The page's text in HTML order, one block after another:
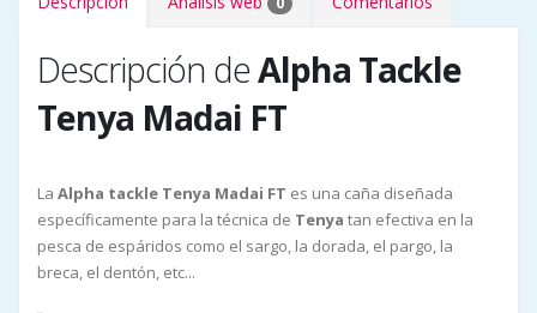
Descripción deAlpha Tackle
Tenya Madai FT
La Alpha tackle Tenya Madai FT es una caña diseñada
específicamente para la técnica de Tenya tan efectiva en la
pesca de espáridos como el sargo, la dorada, el pargo, la
breca, el dentón, etc...